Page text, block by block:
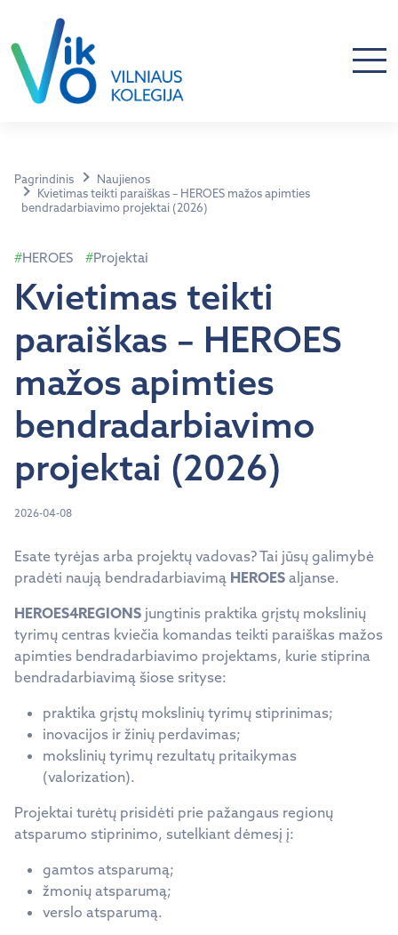
Pagrindinis
Naujienos
Kvietimas teikti paraiškas – HEROES mažos apimties
bendradarbiavimo projektai (2026)
HEROES Projektai
Kvietimas teikti
paraiškas – HEROES
mažos apimties
bendradarbiavimo
projektai (2026)
2026-04-08
Esate tyrėjas arba projektų vadovas? Tai jūsų galimybė
pradėti naują bendradarbiavimą HEROES aljanse.
HEROES4REGIONS jungtinis praktika grįstų mokslinių
tyrimų centras kviečia komandas teikti paraiškas mažos
apimties bendradarbiavimo projektams, kurie stiprina
bendradarbiavimą šiose srityse:
praktika grįstų mokslinių tyrimų stiprinimas;
inovacijos ir žinių perdavimas;
mokslinių tyrimų rezultatų pritaikymas
(valorization).
Projektai turėtų prisidėti prie pažangaus regionų
atsparumo stiprinimo, sutelkiant dėmesį į:
gamtos atsparumą;
žmonių atsparumą;
verslo atsparumą.